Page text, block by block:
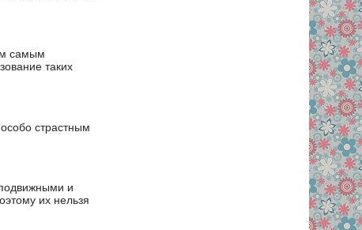
самым
таких
страстным
и
их нельзя